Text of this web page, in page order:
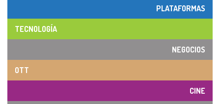
PLATAFORMAS
TECNOLOGÍA
NEGOCIOS
OTT
CINE